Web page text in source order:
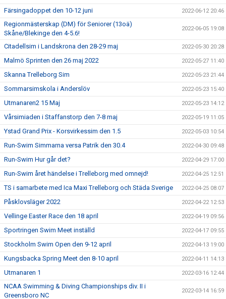
Färsingadoppet den 10-12 juni 2022-06-12 20:46
Regionmästerskap (DM) för Seniorer (13oä)
Skåne/Blekinge den 4-5.6!
2022-06-05 19:08
Citadellsim i Landskrona den 28-29 maj 2022-05-30 20:28
Malmö Sprinten den 26 maj 2022 2022-05-27 11:40
Skanna Trelleborg Sim 2022-05-23 21:44
Sommarsimskola i Anderslöv 2022-05-23 15:40
Utmanaren2 15 Maj 2022-05-23 14:12
Vårsimiaden i Staffanstorp den 7-8 maj 2022-05-19 11:05
Ystad Grand Prix - Korsvirkessim den 1.5 2022-05-03 10:54
Run-Swim Simmarna versa Patrik den 30.4 2022-04-30 09:48
Run-Swim Hur går det? 2022-04-29 17:00
Run-Swim året händelse i Trelleborg med omnejd! 2022-04-25 12:51
TS i samarbete med Ica Maxi Trelleborg och Städa Sverige 2022-04-25 08:07
Påsklovsläger 2022 2022-04-22 12:53
Vellinge Easter Race den 18 april 2022-04-19 09:56
Sportringen Swim Meet inställd 2022-04-17 09:55
Stockholm Swim Open den 9-12 april 2022-04-13 19:00
Kungsbacka Spring Meet den 8-10 april 2022-04-11 14:13
Utmanaren 1 2022-03-16 12:44
NCAA Swimming & Diving Championships div. II i
Greensboro NC
2022-03-14 16:59